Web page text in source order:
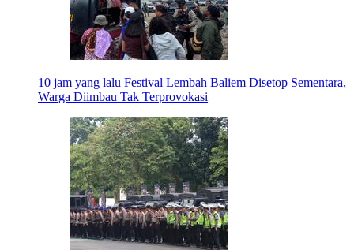
10 jam yang lalu Festival Lembah Baliem Disetop Sementara,
Warga Diimbau Tak Terprovokasi